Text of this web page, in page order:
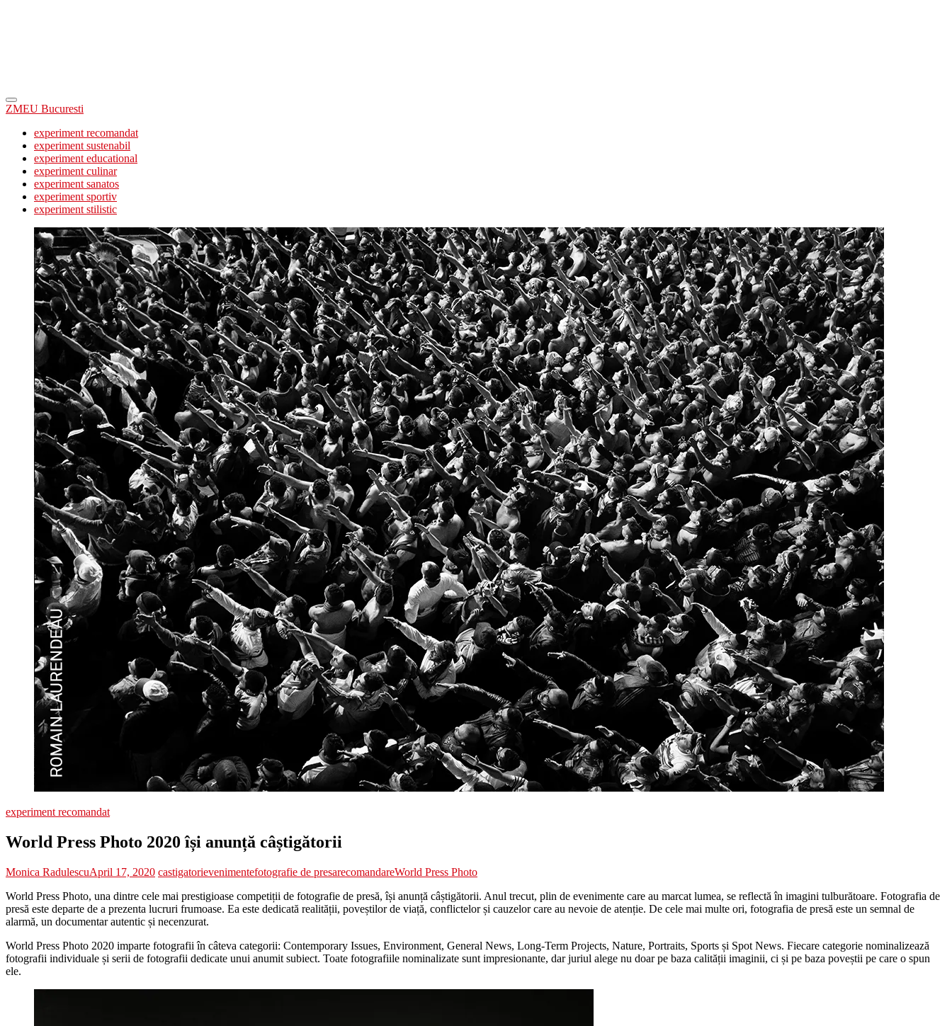
ZMEU Bucuresti
experiment recomandat
experiment sustenabil
experiment educational
experiment culinar
experiment sanatos
experiment sportiv
experiment stilistic
experiment recomandat
World Press Photo 2020 își anunță câștigătorii
Monica RadulescuApril 17, 2020 castigatorievenimentefotografie de presarecomandareWorld Press Photo
World Press Photo, una dintre cele mai prestigioase competiții de fotografie de presă, își anunță câștigătorii. Anul trecut, plin de evenimente care au marcat lumea, se reflectă în imagini tulburătoare. Fotografia de
presă este departe de a prezenta lucruri frumoase. Ea este dedicată realității, poveștilor de viață, conflictelor și cauzelor care au nevoie de atenție. De cele mai multe ori, fotografia de presă este un semnal de
alarmă, un documentar autentic și necenzurat.
World Press Photo 2020 imparte fotografii în câteva categorii: Contemporary Issues, Environment, General News, Long-Term Projects, Nature, Portraits, Sports și Spot News. Fiecare categorie nominalizează
fotografii individuale și serii de fotografii dedicate unui anumit subiect. Toate fotografiile nominalizate sunt impresionante, dar juriul alege nu doar pe baza calității imaginii, ci și pe baza poveștii pe care o spun
ele.